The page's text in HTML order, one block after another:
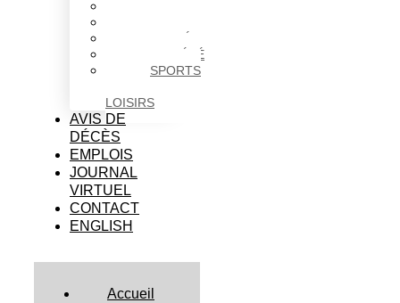
SOCIÉTÉ
SPORTS
LOISIRS
AVIS DE
DÉCÈS
EMPLOIS
JOURNAL
VIRTUEL
CONTACT
ENGLISH
Accueil